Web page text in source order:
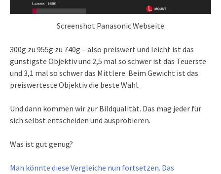
Screenshot Panasonic Webseite
300g zu 955g zu 740g – also preiswert und leicht ist das
günstigste Objektiv und 2,5 mal so schwer ist das Teuerste
und 3,1 mal so schwer das Mittlere. Beim Gewicht ist das
preiswerteste Objektiv die beste Wahl.
Und dann kommen wir zur Bildqualität. Das mag jeder für
sich selbst entscheiden und ausprobieren.
Was ist gut genug?
Man könnte diese Vergleiche nun fortsetzen. Das